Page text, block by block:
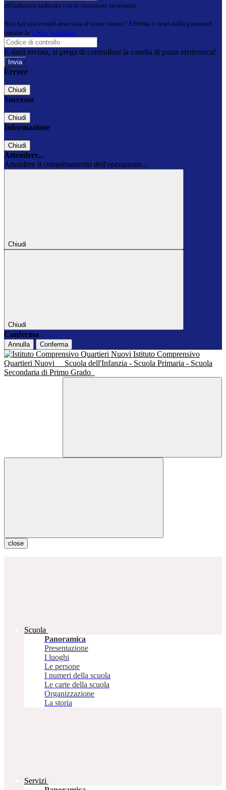
all'indirizzo indicato con le istruzioni necessarie.
Non hai una e-mail associata al nome utente? Effettua il reset della password
tramite la Login Spaggiari
E-mail inviata, si prega di controllare la casella di posta elettronica!
Errore
Chiudi
Successo
Chiudi
Informazione
Chiudi
Attendere...
Attendere il completamento dell'operazione...
Chiudi
Chiudi
Conferma
Annulla Conferma
Istituto Comprensivo
Quartieri Nuovi
Scuola dell'Infanzia - Scuola Primaria - Scuola
Secondaria di Primo Grado
close
Scuola
Panoramica
Presentazione
I luoghi
Le persone
I numeri della scuola
Le carte della scuola
Organizzazione
La storia
Servizi